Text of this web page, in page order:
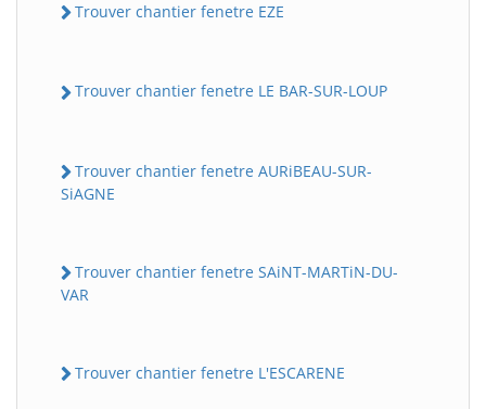
Trouver chantier fenetre EZE
Trouver chantier fenetre LE BAR-SUR-LOUP
Trouver chantier fenetre AURiBEAU-SUR-
SiAGNE
Trouver chantier fenetre SAiNT-MARTiN-DU-
VAR
Trouver chantier fenetre L'ESCARENE